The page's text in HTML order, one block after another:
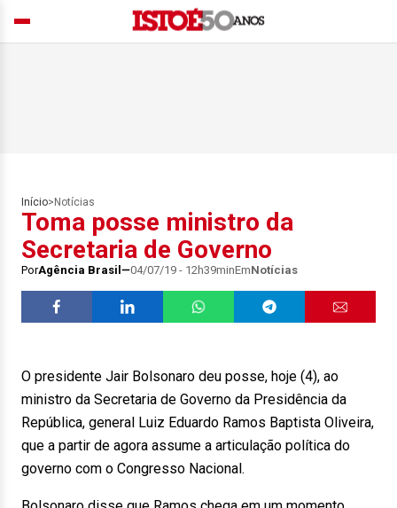
Início> Notícias
Toma posse ministro da
Secretaria de Governo
PorAgência Brasil 04/07/19 - 12h39minEmNotícias
O presidente Jair Bolsonaro deu posse, hoje (4), ao
ministro da Secretaria de Governo da Presidência da
República, general Luiz Eduardo Ramos Baptista Oliveira,
que a partir de agora assume a articulação política do
governo com o Congresso Nacional.